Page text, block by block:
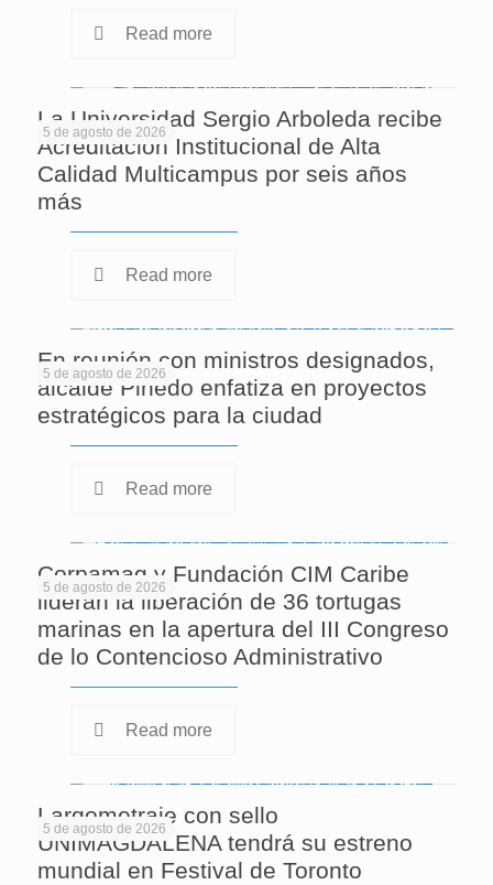
Read more
5 de agosto de 2026
La Universidad Sergio Arboleda recibe
Acreditación Institucional de Alta
Calidad Multicampus por seis años
más
Read more
5 de agosto de 2026
En reunión con ministros designados,
alcalde Pinedo enfatiza en proyectos
estratégicos para la ciudad
Read more
5 de agosto de 2026
Corpamag y Fundación CIM Caribe
lideran la liberación de 36 tortugas
marinas en la apertura del III Congreso
de lo Contencioso Administrativo
Read more
5 de agosto de 2026
Largometraje con sello
UNIMAGDALENA tendrá su estreno
mundial en Festival de Toronto